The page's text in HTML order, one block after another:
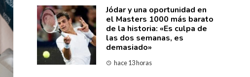
Jódar y una oportunidad en
el Masters 1000 más barato
de la historia: «Es culpa de
las dos semanas, es
demasiado»
hace 13 horas